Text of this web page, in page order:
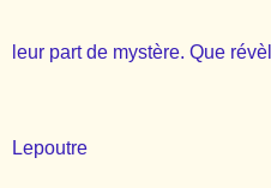
leur part de mystère. Que
Lepoutre